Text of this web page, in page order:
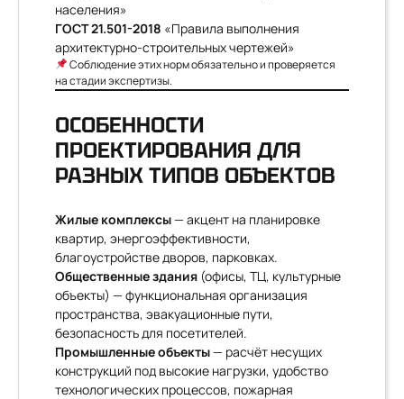
населения»
ГОСТ 21.501-2018 «Правила выполнения
архитектурно-строительных чертежей»
Соблюдение этих норм обязательно и проверяется
на стадии экспертизы.
ОСОБЕННОСТИ
ПРОЕКТИРОВАНИЯ ДЛЯ
РАЗНЫХ ТИПОВ ОБЪЕКТОВ
Жилые комплексы— акцент на планировке
квартир, энергоэффективности,
благоустройстве дворов, парковках.
Общественные здания (офисы, ТЦ, культурные
объекты) — функциональная организация
пространства, эвакуационные пути,
безопасность для посетителей.
Промышленные объекты— расчёт несущих
конструкций под высокие нагрузки, удобство
технологических процессов, пожарная